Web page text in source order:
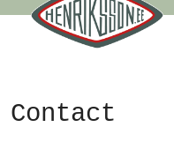
Contact